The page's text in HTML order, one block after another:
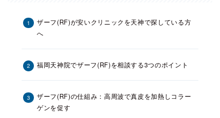
ザーフ(RF)が安いクリニックを天神で探している方
へ
福岡天神院でザーフ(RF)を相談する3つのポイント
ザーフ(RF)の仕組み：高周波で真皮を加熱しコラー
ゲンを促す